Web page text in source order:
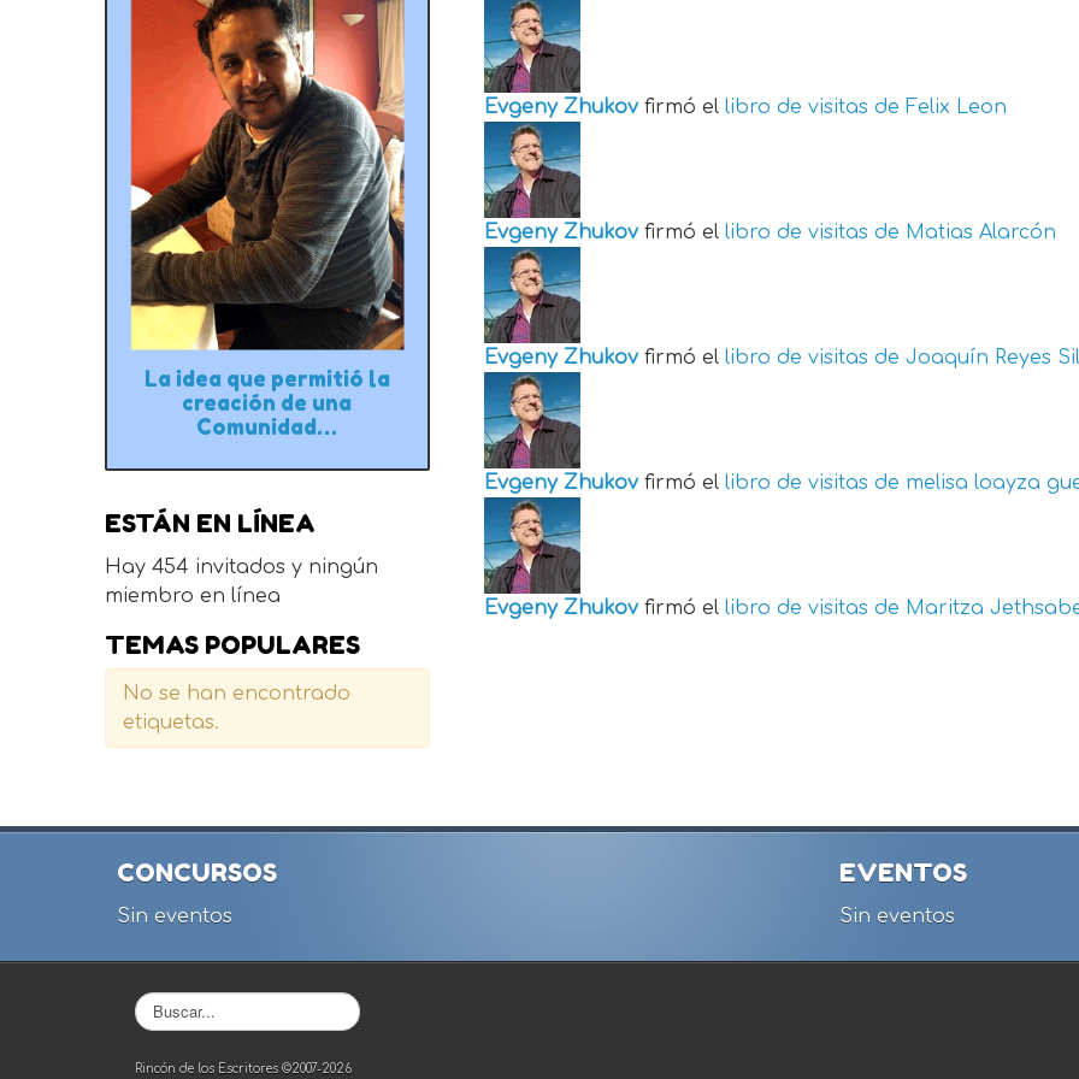
Evgeny Zhukov firmó el libro de visitas de Felix Leon
Evgeny Zhukov firmó el libro de visitas de Matias Alarcón
Evgeny Zhukov firmó el libro de visitas de Joaquín Reyes
Evgeny Zhukov firmó el libro de visitas de melisa loayza
Evgeny Zhukov firmó el libro de visitas de Maritza
La idea que permitió la
creación de una
Comunidad…
ESTÁN EN LÍNEA
Hay 454 invitados y ningún
miembro en línea
TEMAS POPULARES
No se han encontrado
etiquetas.
CONCURSOS
Sin eventos
EVENTOS
Sin eventos
Buscar...
Rincón de los Escritores ©2007-2026